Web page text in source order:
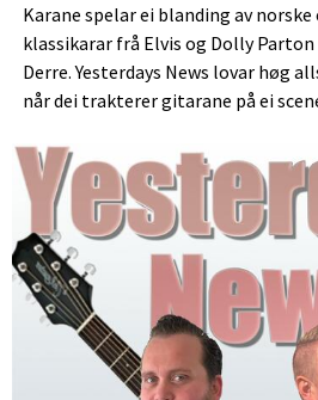
Karane spelar ei blanding av
klassikarar frå Elvis og Dolly
Derre. Yesterdays News lovar høg
når dei trakterer gitarane på ei